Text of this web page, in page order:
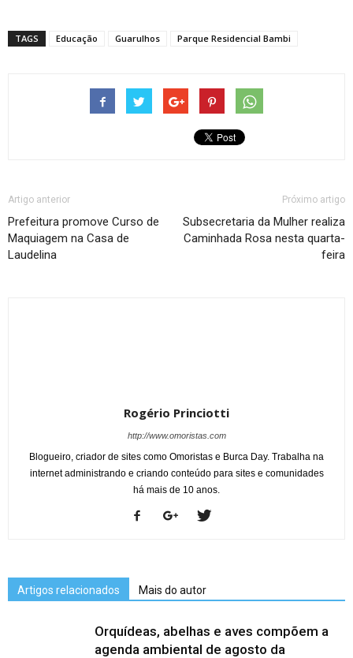
TAGS Educação Guarulhos Parque Residencial Bambi
Artigo anterior
Prefeitura promove Curso de
Maquiagem na Casa de
Laudelina
Próximo artigo
Subsecretaria da Mulher realiza
Caminhada Rosa nesta quarta-
feira
Rogério Princiotti
http://www.omoristas.com
Blogueiro, criador de sites como Omoristas e Burca Day. Trabalha na
internet administrando e criando conteúdo para sites e comunidades
há mais de 10 anos.
Artigos relacionados Mais do autor
Orquídeas, abelhas e aves compõem a
agenda ambiental de agosto da